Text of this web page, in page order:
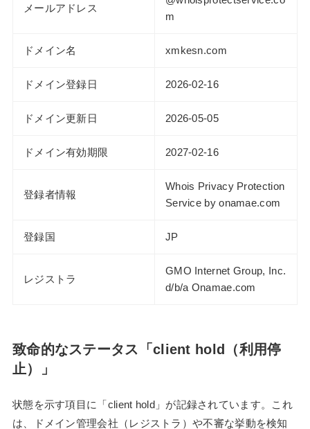
メールアドレス
m
ドメイン名 xmkesn.com
ドメイン登録日 2026-02-16
ドメイン更新日 2026-05-05
ドメイン有効期限 2027-02-16
登録者情報
Whois Privacy Protection
Service by onamae.com
登録国 JP
レジストラ
GMO Internet Group, Inc.
d/b/a Onamae.com
致命的なステータス「client hold（利用停
止）」
状態を示す項目に「client hold」が記録されています。これ
は、ドメイン管理会社（レジストラ）や不審な挙動を検知